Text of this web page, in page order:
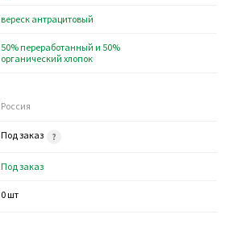
вереск антрацитовый
50% переработанный и 50%
органический хлопок
Россия
Под заказ
Под заказ
0 шт